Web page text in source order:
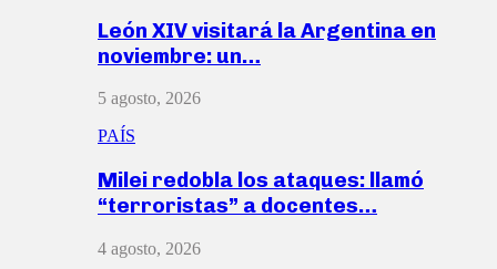
León XIV visitará la Argentina en
noviembre: un…
5 agosto, 2026
PAÍS
Milei redobla los ataques: llamó
“terroristas” a docentes…
4 agosto, 2026